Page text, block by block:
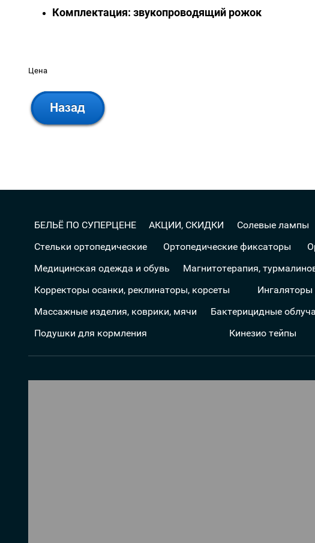
Комплектация: звукопроводящий рожок
Цена
БЕЛЬЁ ПО СУПЕРЦЕНЕ АКЦИИ, СКИДКИ Солевые лампы
Стельки ортопедические
Ортопедические фиксаторы
Медицинская одежда и обувь
Магнитотерапия,
Корректоры осанки, реклинаторы, корсеты
Ингаляторы
Массажные изделия, коврики, мячи
Бактерицидные
Подушки для кормления
Кинезио тейпы